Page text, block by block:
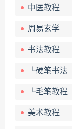
中医教程
周易玄学
书法教程
└硬笔书法
└毛笔教程
美术教程